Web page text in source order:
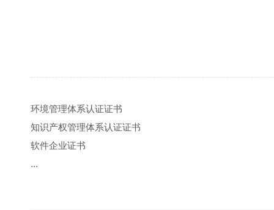
环境管理体系认证证书
知识产权管理体系认证证书
软件企业证书
...